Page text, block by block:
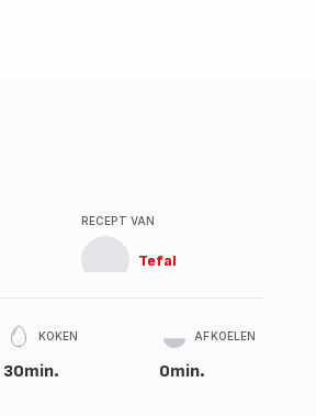
RECEPT VAN
Tefal
KOKEN
30min.
AFKOELEN
0min.